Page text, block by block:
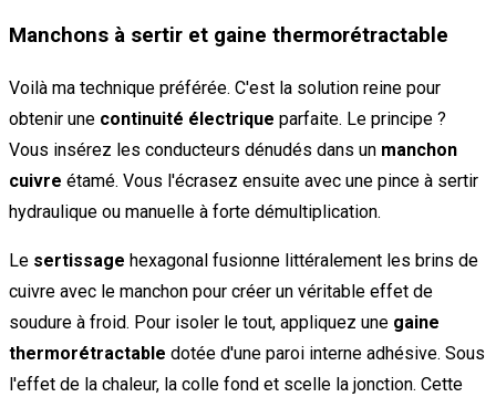
Manchons à sertir et gaine thermorétractable
Voilà ma technique préférée. C'est la solution reine pour
obtenir une continuité électrique parfaite. Le principe ?
Vous insérez les conducteurs dénudés dans un manchon
cuivre étamé. Vous l'écrasez ensuite avec une pince à sertir
hydraulique ou manuelle à forte démultiplication.
Le sertissage hexagonal fusionne littéralement les brins de
cuivre avec le manchon pour créer un véritable effet de
soudure à froid. Pour isoler le tout, appliquez une gaine
thermorétractable dotée d'une paroi interne adhésive. Sous
l'effet de la chaleur, la colle fond et scelle la jonction. Cette